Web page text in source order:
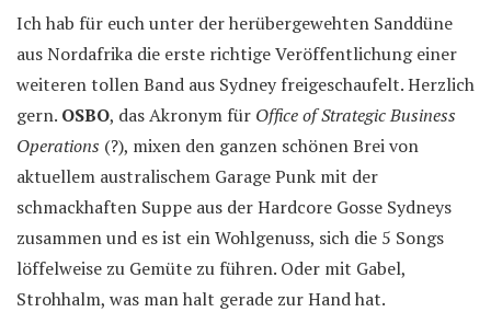
Ich hab für euch unter der herübergewehten Sanddüne
aus Nordafrika die erste richtige Veröffentlichung einer
weiteren tollen Band aus Sydney freigeschaufelt. Herzlich
gern. OSBO, das Akronym für Office of Strategic Business
Operations (?), mixen den ganzen schönen Brei von
aktuellem australischem Garage Punk mit der
schmackhaften Suppe aus der Hardcore Gosse Sydneys
zusammen und es ist ein Wohlgenuss, sich die 5 Songs
löffelweise zu Gemüte zu führen. Oder mit Gabel,
Strohhalm, was man halt gerade zur Hand hat.